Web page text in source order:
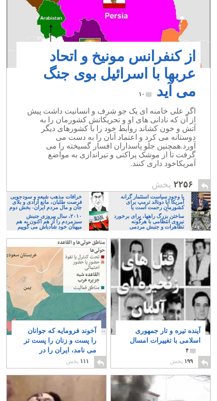
از کنفرانس مونیخ و اتحاد
عربها با اسرائیل بوی جنگ
می آید
۱۰
اگر علی خامنه ای یک جو شرف و انسانیت داشت پیش
از آن که نادانی های او و تحریکاتش کشورمان را به
آتش و خون کشاند روابط خود را با کشورهای دیگر
دوستانه می کرد و اعتماد آنان را به دست می
آورد.همچنین جلو پاسداران افسار گسیخته را می
گرفت تا از موشک پراکنی و تیراندازی به مواضع
آمریکاخود داری کنند.
۲۲۵۶ پخش
با وجود سیاست استثمار گرانه
آمریکا آیا دونالد ترمپ برای
کشورمان رحمت است یا
مصیبت؟
خرافات مذهب شیعه و سودجویی
فرصت طلبان، مانع آزادی و بلای
جان و مال مردم ایران- بخش دوم
ساختن بزرگ راهها، برای برخورد
نیروی انتظامی با هرگونه
تظاهرات و جنبش مردمی
۲۰۱۰، سال پیروزی جنبش
سبزمردم را از هم اکنون به هم
میهنان خود شادباش می گوییم
آینده تیره و تار جمهوری
اسلامی با تغییرات امسال
۴
۱۹۹ پخش
آخوند فرومایه که جوانان
را پست و زنان را پست تر
می نامد، ایران را در
آستانه جنگ با همسایگان
عرب قرار داده
۲
۱۱۱ پخش